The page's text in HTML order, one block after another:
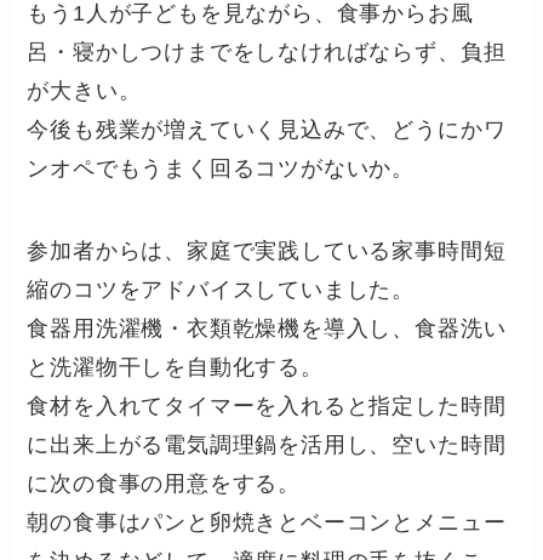
もう1人が子どもを見ながら、食事からお風
呂・寝かしつけまでをしなければならず、負担
が大きい。
今後も残業が増えていく見込みで、どうにかワ
ンオペでもうまく回るコツがないか。
参加者からは、家庭で実践している家事時間短
縮のコツをアドバイスしていました。
食器用洗濯機・衣類乾燥機を導入し、食器洗い
と洗濯物干しを自動化する。
食材を入れてタイマーを入れると指定した時間
に出来上がる電気調理鍋を活用し、空いた時間
に次の食事の用意をする。
朝の食事はパンと卵焼きとベーコンとメニュー